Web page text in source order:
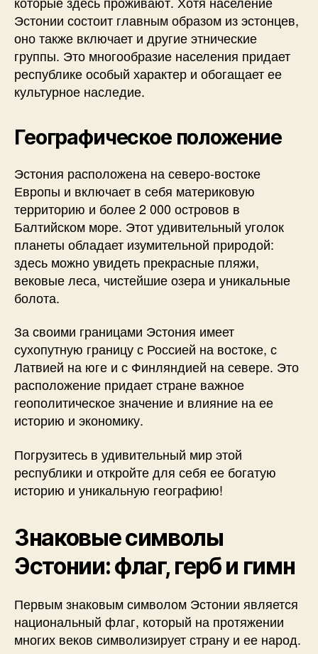
Эстонии состоит главным образом из эстонцев,
оно также включает и другие этнические
группы. Это многообразие населения придает
республике особый характер и обогащает ее
культурное наследие.
Географическое положение
Эстония расположена на северо-востоке
Европы и включает в себя материковую
территорию и более 2 000 островов в
Балтийском море. Этот удивительный уголок
планеты обладает изумительной природой:
здесь можно увидеть прекрасные пляжи,
вековые леса, чистейшие озера и уникальные
болота.
За своими границами Эстония имеет
сухопутную границу с Россией на востоке, с
Латвией на юге и с Финляндией на севере. Это
расположение придает стране важное
геополитическое значение и влияние на ее
историю и экономику.
Погрузитесь в удивительный мир этой
республики и откройте для себя ее богатую
историю и уникальную географию!
Знаковые символы
Эстонии: флаг, герб и гимн
Первым знаковым символом Эстонии является
национальный флаг, который на протяжении
многих веков символизирует страну и ее народ.